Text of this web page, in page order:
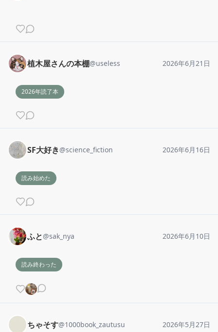
植木屋さんの本棚@useless 2026年6月21日
2026年読了本
SF大好き@science_fiction 2026年6月16日
読み始めた
ふと@sak_nya 2026年6月10日
読み終わった
ちゃそす@1000book_zautusu 2026年5月27日